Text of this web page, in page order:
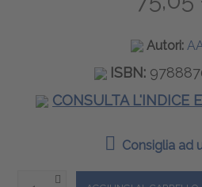
Autori:
ISBN:
CONSULTA L'INDICE
Consiglia ad